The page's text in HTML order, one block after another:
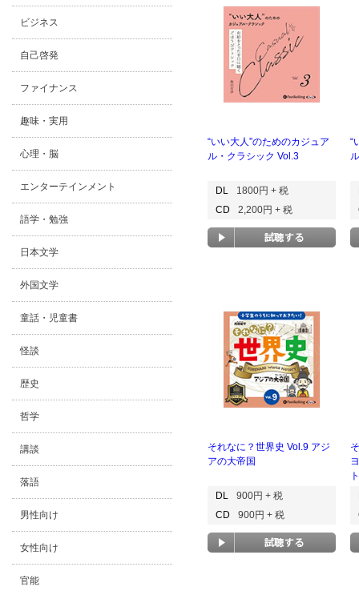
ビジネス
自己啓発
ファイナンス
趣味・実用
心理・脳
エンターテインメント
語学・勉強
日本文学
外国文学
童話・児童書
怪談
歴史
哲学
講談
落語
男性向け
女性向け
官能
“いい大人”のためのカジュア
ル・クラシック Vol.3
DL
1800円 + 税
CD
2,200円 + 税
“
それなに？世界史 Vol.9 アジ
アの大帝国
DL
900円 + 税
CD
900円 + 税